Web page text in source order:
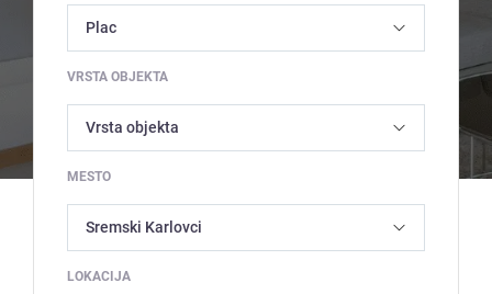
VRSTA OBJEKTA
MESTO
LOKACIJA